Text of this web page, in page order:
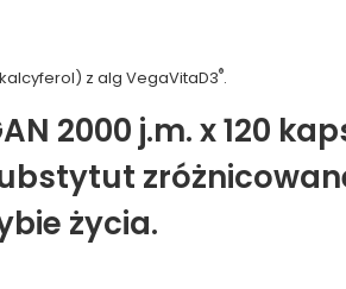
z alg VegaVitaD3®.
2000 j.m. x 120
życia.